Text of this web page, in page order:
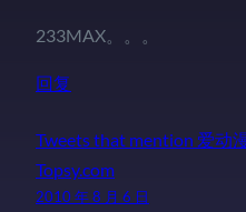
233MAX。。。
回复
Tweets that mention 爱动
Topsy.com
2010 年 8 月 6 日